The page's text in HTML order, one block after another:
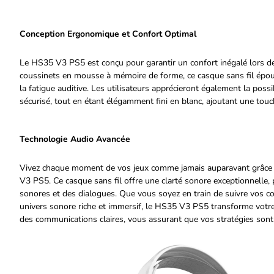
Conception Ergonomique et Confort Optimal
Le HS35 V3 PS5 est conçu pour garantir un confort inégalé lors
coussinets en mousse à mémoire de forme, ce casque sans fil
la fatigue auditive. Les utilisateurs apprécieront également la
sécurisé, tout en étant élégamment fini en blanc, ajoutant une
Technologie Audio Avancée
Vivez chaque moment de vos jeux comme jamais auparavant
V3 PS5. Ce casque sans fil offre une clarté sonore
sonores et des dialogues. Que vous soyez en train de suivre vos
univers sonore riche et immersif, le HS35 V3 PS5 transforme
des communications claires, vous assurant que vos stratégies